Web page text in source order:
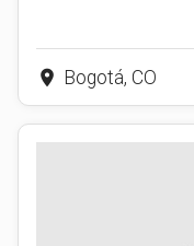
place Bogotá, CO